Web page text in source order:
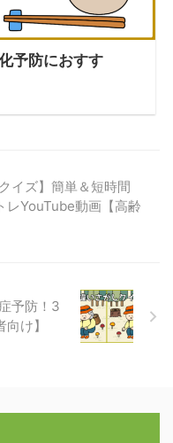
予防におすす
イズ】簡単＆短時間
レYouTube動画【高齢
予防！3
け】